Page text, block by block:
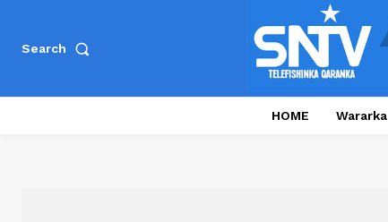
Search
HOME Wararka